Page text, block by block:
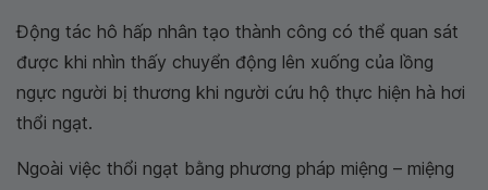
Động tác hô hấp nhân tạo thành công có thể quan sát
được khi nhìn thấy chuyển động lên xuống của lồng
ngực người bị thương khi người cứu hộ thực hiện hà hơi
thổi ngạt.
Ngoài việc thổi ngạt bằng phương pháp miệng – miệng